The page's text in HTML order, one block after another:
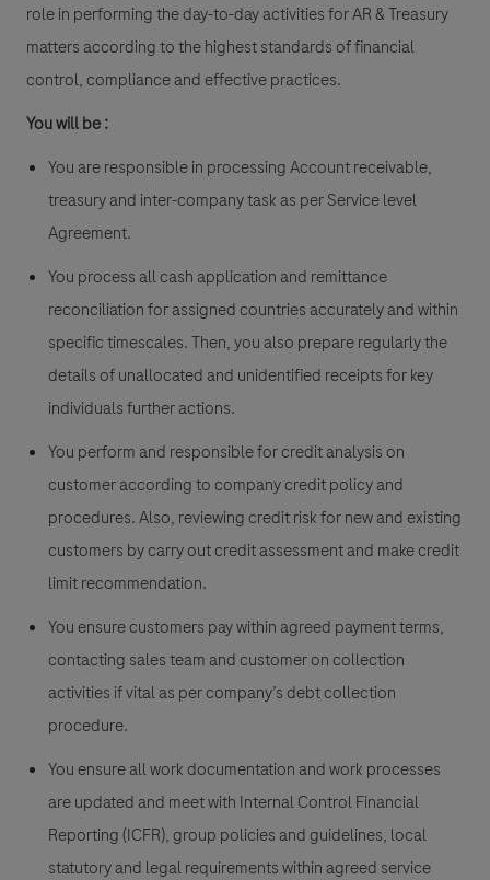
role in performing the day-to-day activities for AR & Treasury
matters according to the highest standards of financial
control, compliance and effective practices.
You will be :
You are responsible in processing Account receivable,
treasury and inter-company task as per Service level
Agreement.
You process all cash application and remittance
reconciliation for assigned countries accurately and within
specific timescales. Then, you also prepare regularly the
details of unallocated and unidentified receipts for key
individuals further actions.
You perform and responsible for credit analysis on
customer according to company credit policy and
procedures. Also, reviewing credit risk for new and existing
customers by carry out credit assessment and make credit
limit recommendation.
You ensure customers pay within agreed payment terms,
contacting sales team and customer on collection
activities if vital as per company’s debt collection
procedure.
You ensure all work documentation and work processes
are updated and meet with Internal Control Financial
Reporting (ICFR), group policies and guidelines, local
statutory and legal requirements within agreed service